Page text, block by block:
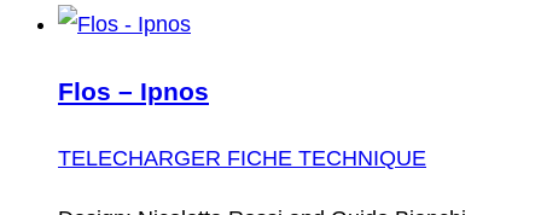
Flos – Ipnos
TELECHARGER FICHE TECHNIQUE